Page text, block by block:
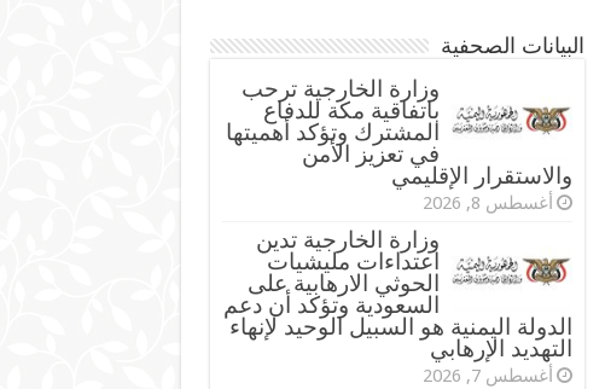
البيانات الصحفية
وزارة الخارجية ترحب
باتفاقية مكة للدفاع
المشترك وتؤكد أهميتها
في تعزيز الأمن
والاستقرار الإقليمي
أغسطس 8, 2026
وزارة الخارجية تدين
اعتداءات مليشيات
الحوثي الارهابية على
السعودية وتؤكد أن دعم
الدولة اليمنية هو السبيل الوحيد لإنهاء
التهديد الإرهابي
أغسطس 7, 2026